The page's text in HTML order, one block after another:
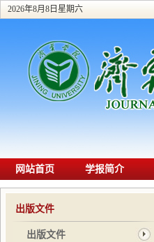
2026年8月8日星期六
网站首页 学报简介
出版文件
出版文件